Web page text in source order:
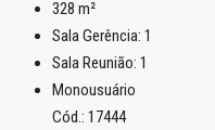
328 m²
Sala Gerência: 1
Sala Reunião: 1
Monousuário
Cód.: 17444